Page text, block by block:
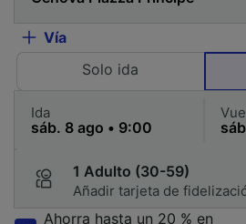
Vía
Solo ida
Ida
1 Adulto (30-59)
Añadir tarjeta de
Ahorra hasta un 20 % en